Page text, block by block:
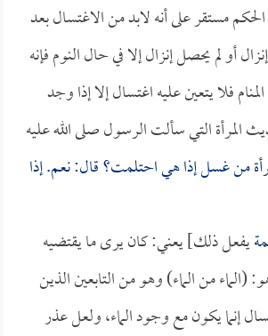
مستقر على أنه لابد من الاغتسال بعد
أو لم يحصل إنزال إلا في حال النوم فإنه
فلا يتعين عليه اغتسال إلا إذا وجد
المرأة التي سألت الرسول صلى الله عليه
من غسل إذا هي احتلمت؟ قال: نعم. إذا
يفعل ذلك] يعني: كان يرى ما يقتضيه
من الماء) وهو من التابعين الذين
إنما يكون مع وجود الماء، ولعل عذر